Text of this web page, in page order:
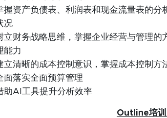
握资产负债表、利润表和现金流量表的
况
立财务战略思维，掌握企业经营与管理
能力
立清晰的成本控制意识，掌握成本控制方
面落实全面预算管理
助AI工具提升分析效率
Outline培训